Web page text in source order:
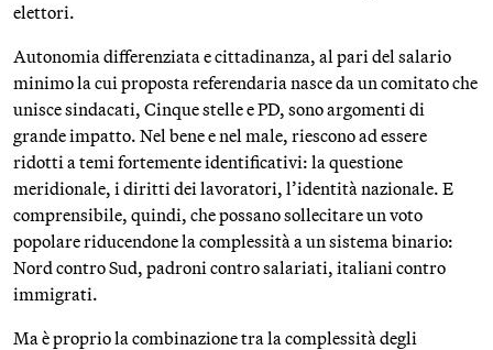
elettori.
Autonomia differenziata e cittadinanza, al pari del salario
minimo la cui proposta referendaria nasce da un comitato che
unisce sindacati, Cinque stelle e PD, sono argomenti di
grande impatto. Nel bene e nel male, riescono ad essere
ridotti a temi fortemente identificativi: la questione
meridionale, i diritti dei lavoratori, l’identità nazionale. E
comprensibile, quindi, che possano sollecitare un voto
popolare riducendone la complessità a un sistema binario:
Nord contro Sud, padroni contro salariati, italiani contro
immigrati.
Ma è proprio la combinazione tra la complessità degli